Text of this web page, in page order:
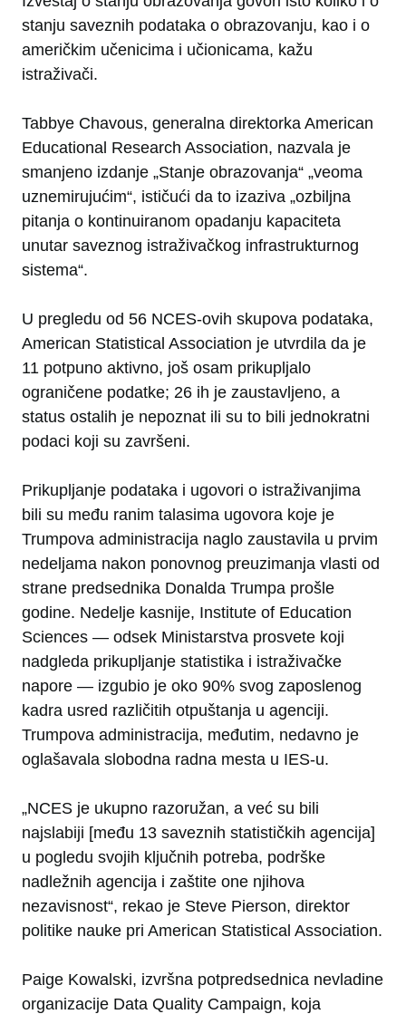
stanju saveznih podataka o obrazovanju, kao i o
američkim učenicima i učionicama, kažu
istraživači.
Tabbye Chavous, generalna direktorka American
Educational Research Association, nazvala je
smanjeno izdanje „Stanje obrazovanja“ „veoma
uznemirujućim“, ističući da to izaziva „ozbiljna
pitanja o kontinuiranom opadanju kapaciteta
unutar saveznog istraživačkog infrastrukturnog
sistema“.
U pregledu od 56 NCES-ovih skupova podataka,
American Statistical Association je utvrdila da je
11 potpuno aktivno, još osam prikupljalo
ograničene podatke; 26 ih je zaustavljeno, a
status ostalih je nepoznat ili su to bili jednokratni
podaci koji su završeni.
Prikupljanje podataka i ugovori o istraživanjima
bili su među ranim talasima ugovora koje je
Trumpova administracija naglo zaustavila u prvim
nedeljama nakon ponovnog preuzimanja vlasti od
strane predsednika Donalda Trumpa prošle
godine. Nedelje kasnije, Institute of Education
Sciences — odsek Ministarstva prosvete koji
nadgleda prikupljanje statistika i istraživačke
napore — izgubio je oko 90% svog zaposlenog
kadra usred različitih otpuštanja u agenciji.
Trumpova administracija, međutim, nedavno je
oglašavala slobodna radna mesta u IES-u.
„NCES je ukupno razoružan, a već su bili
najslabiji [među 13 saveznih statističkih agencija]
u pogledu svojih ključnih potreba, podrške
nadležnih agencija i zaštite one njihova
nezavisnost“, rekao je Steve Pierson, direktor
politike nauke pri American Statistical Association.
Paige Kowalski, izvršna potpredsednica nevladine
organizacije Data Quality Campaign, koja